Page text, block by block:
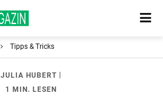
Tipps & Tricks
JULIA HUBERT|
1 MIN. LESEN